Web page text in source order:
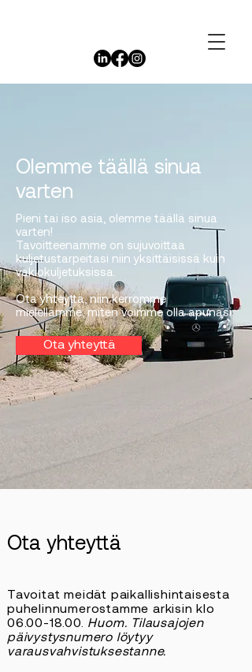
Olemme täällä sinua
varten
Pieni tai iso asia, olemme täällä sinua
varten!
Tavoitteenamme on sujuvoittaa
kuljetustarpeitasi niin yksittäisissä kuin
vakiokuljetuksissa.
Ota yhteyttä, niin kerromme
mielellämme, miten voimme olla apunasi.
Ota yhteyttä
Ota yhteyttä
Tavoitat meidät paikallishintaisesta
puhelinnumerostamme arkisin klo
06.00-18.00. Huom. Tilausajojen
päivystysnumero löytyy
varausvahvistuksestanne.